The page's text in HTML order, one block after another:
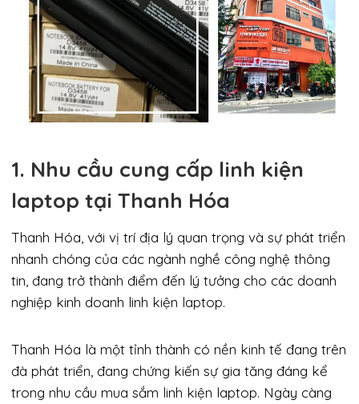
1. Nhu cầu cung cấp linh kiện
laptop tại Thanh Hóa
Thanh Hóa, với vị trí địa lý quan trọng và sự phát triển
nhanh chóng của các ngành nghề công nghệ thông
tin, đang trở thành điểm đến lý tưởng cho các doanh
nghiệp kinh doanh linh kiện laptop.
Thanh Hóa là một tỉnh thành có nền kinh tế đang trên
đà phát triển, đang chứng kiến sự gia tăng đáng kể
trong nhu cầu mua sắm linh kiện laptop. Ngày càng